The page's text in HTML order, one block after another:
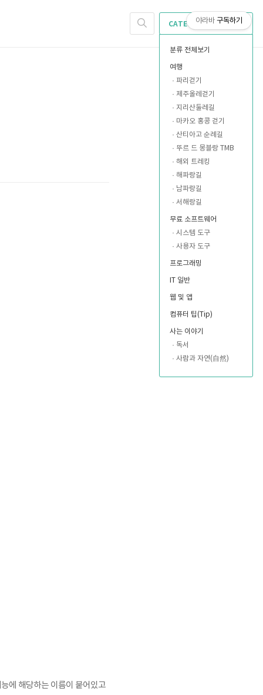
CATEGORY
분류 전체보기
여행
파리걷기
제주올레걷기
지리산둘레길
마카오 홍콩 걷기
산티아고 순례길
뚜르 드 몽블랑 TMB
해외 트레킹
해파랑길
남파랑길
서해랑길
무료 소프트웨어
시스템 도구
사용자 도구
프로그래밍
IT 일반
웹 및 앱
컴퓨터 팁(Tip)
사는 이야기
독서
사람과 자연(自然)
에 해당하는 이름이 붙어있고
야라바 구독하기